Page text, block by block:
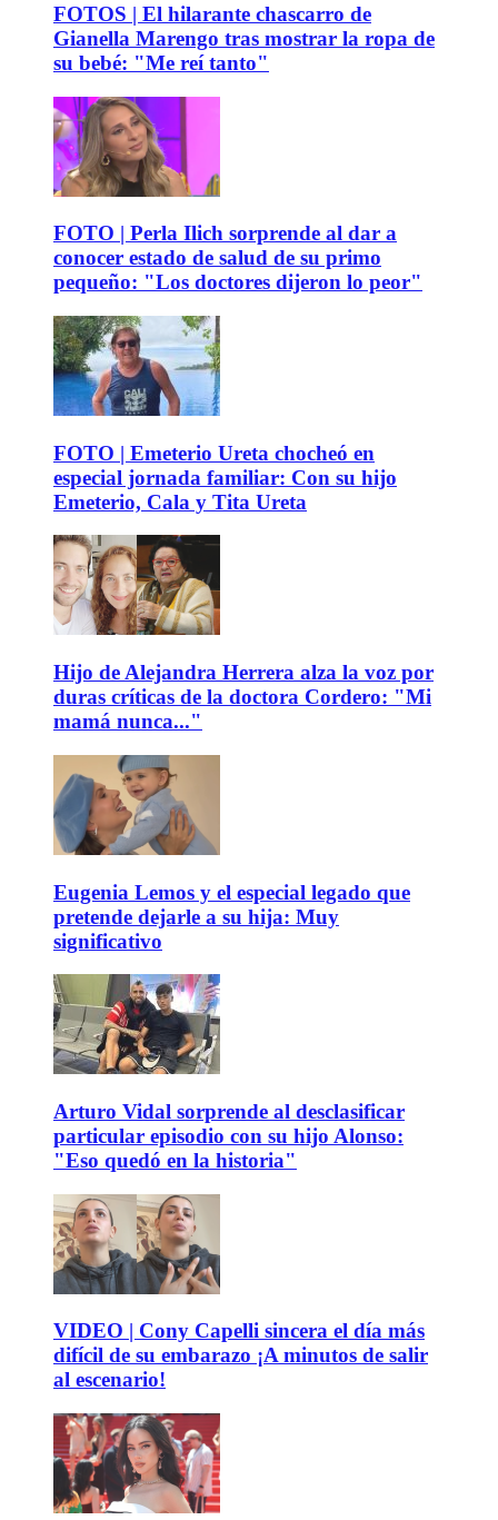
FOTOS | El hilarante chascarro de
Gianella Marengo tras mostrar la ropa de
su bebé: "Me reí tanto"
FOTO | Perla Ilich sorprende al dar a
conocer estado de salud de su primo
pequeño: "Los doctores dijeron lo peor"
FOTO | Emeterio Ureta chocheó en
especial jornada familiar: Con su hijo
Emeterio, Cala y Tita Ureta
Hijo de Alejandra Herrera alza la voz por
duras críticas de la doctora Cordero: "Mi
mamá nunca..."
Eugenia Lemos y el especial legado que
pretende dejarle a su hija: Muy
significativo
Arturo Vidal sorprende al desclasificar
particular episodio con su hijo Alonso:
"Eso quedó en la historia"
VIDEO | Cony Capelli sincera el día más
difícil de su embarazo ¡A minutos de salir
al escenario!